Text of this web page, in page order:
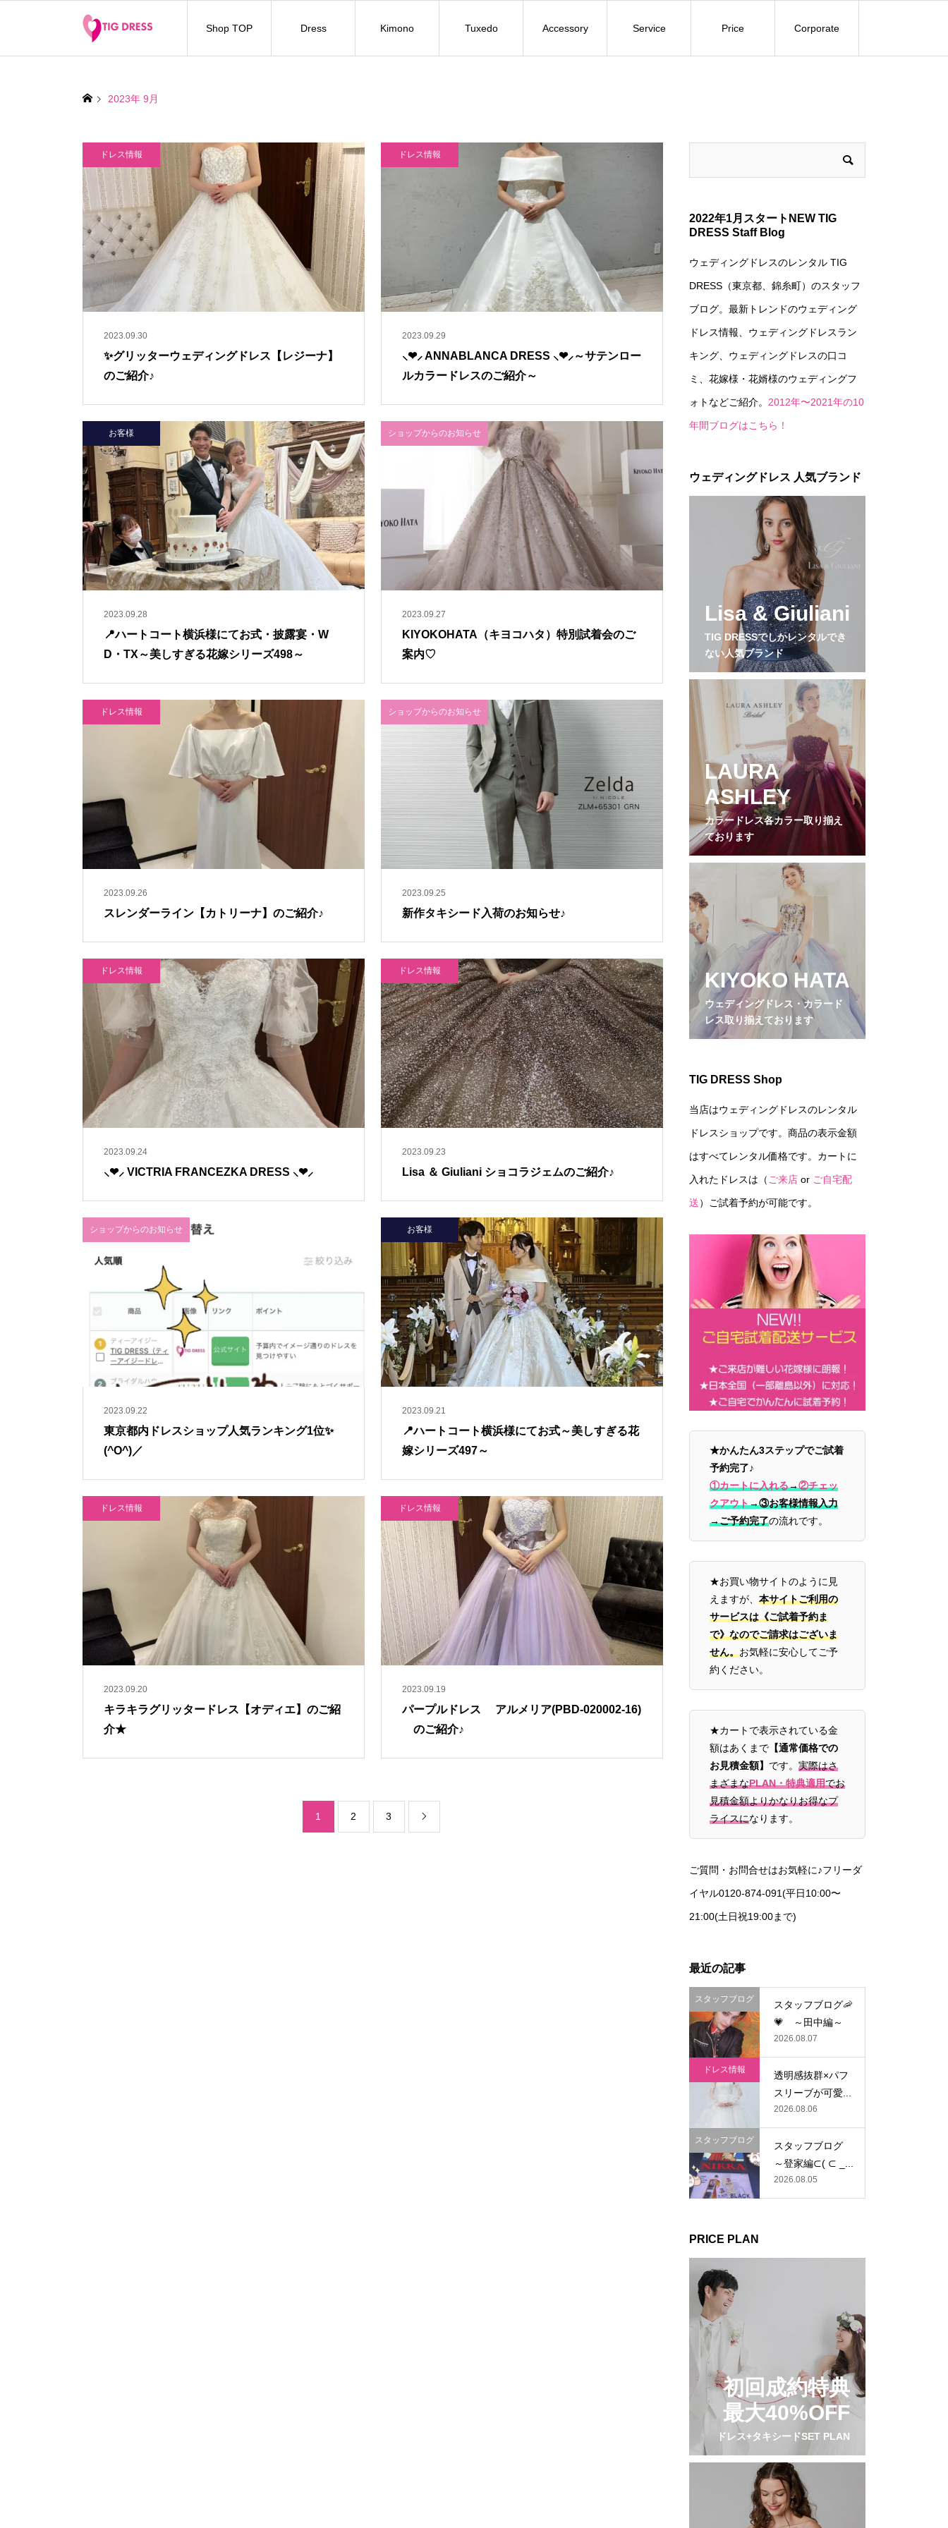
Shop TOP Dress Kimono Tuxedo Accessory Service Price Corporate
2023年 9月
2023.09.30
✨グリッターウェディングドレス【レジーナ】
のご紹介♪
ドレス情報
2023.09.29
⸜❤︎⸝‍ ANNABLANCA DRESS ⸜❤︎⸝‍～サテンロー
ルカラードレスのご紹介～
ドレス情報
2023.09.28
📍ハートコート横浜様にてお式・披露宴・W
D・TX～美しすぎる花嫁シリーズ498～
お客様
2023.09.27
KIYOKOHATA（キヨコハタ）特別試着会のご
案内♡
ショップからのお知らせ
2023.09.26
スレンダーライン【カトリーナ】のご紹介♪
ドレス情報
2023.09.25
新作タキシード入荷のお知らせ♪
ショップからのお知らせ
2023.09.24
⸜❤︎⸝‍ VICTRIA FRANCEZKA DRESS ⸜❤︎⸝‍
ドレス情報
2023.09.23
Lisa ＆ Giuliani ショコラジェムのご紹介♪
ドレス情報
2023.09.22
東京都内ドレスショップ人気ランキング1位✨
(^O^)／
ショップからのお知らせ
2023.09.21
📍ハートコート横浜様にてお式～美しすぎる花
嫁シリーズ497～
お客様
2023.09.20
キラキラグリッタードレス【オディエ】のご紹
介★
ドレス情報
2023.09.19
パープルドレス アルメリア(PBD-020002-16)
のご紹介♪
ドレス情報
1 2 3 
2022年1月スタートNEW TIG
DRESS Staff Blog
ウェディングドレスのレンタル TIG
DRESS（東京都、錦糸町）のスタッフ
ブログ。最新トレンドのウェディング
ドレス情報、ウェディングドレスラン
キング、ウェディングドレスの口コ
ミ、花嫁様・花婿様のウェディングフ
ォトなどご紹介。 2012年〜2021年の10
年間ブログはこちら！
ウェディングドレス 人気ブランド
Lisa & Giuliani
TIG DRESSでしかレンタルでき
ない人気ブランド
LAURA
ASHLEY
カラードレス各カラー取り揃え
ております
KIYOKO HATA
ウェディングドレス・カラード
レス取り揃えております
TIG DRESS Shop
当店はウェディングドレスのレンタル
ドレスショップです。商品の表示金額
はすべてレンタル価格です。カートに
入れたドレスは（ ご来店 or ご自宅配
送）ご試着予約が可能です。
★かんたん3ステップでご試着
予約完了♪
①カートに入れる→②チェッ
クアウト→③お客様情報入力
→ご予約完了の流れです。
★お買い物サイトのように見
えますが、 本サイトご利用の
サービスは《ご試着予約ま
で》なのでご請求はございま
せん。お気軽に安心してご予
約ください。
★カートで表示されている金
額はあくまで 【通常価格での
お見積金額】 です。 実際はさ
まざまなPLAN・特典適用でお
見積金額よりかなりお得なプ
ライスになります。
ご質問・お問合せはお気軽に♪フリーダ
イヤル0120-874-091(平日10:00〜
21:00(土日祝19:00まで)
最近の記事
スタッフブログ🦐
💗 ～田中編～
2026.08.07
スタッフブログ
透明感抜群×パフ
スリーブが可愛...
2026.08.06
ドレス情報
スタッフブログ
～登家編⊂( ⊂ _...
2026.08.05
スタッフブログ
PRICE PLAN
初回成約特典
最大40%OFF
ドレス+タキシードSET PLAN